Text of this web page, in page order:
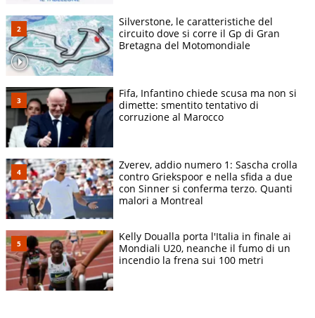
Silverstone, le caratteristiche del
circuito dove si corre il Gp di Gran
Bretagna del Motomondiale
Fifa, Infantino chiede scusa ma non si
dimette: smentito tentativo di
corruzione al Marocco
Zverev, addio numero 1: Sascha crolla
contro Griekspoor e nella sfida a due
con Sinner si conferma terzo. Quanti
malori a Montreal
Kelly Doualla porta l'Italia in finale ai
Mondiali U20, neanche il fumo di un
incendio la frena sui 100 metri